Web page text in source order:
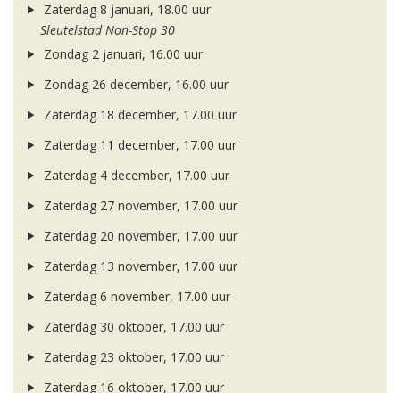
Zaterdag 8 januari, 18.00 uur
Sleutelstad Non-Stop 30
Zondag 2 januari, 16.00 uur
Zondag 26 december, 16.00 uur
Zaterdag 18 december, 17.00 uur
Zaterdag 11 december, 17.00 uur
Zaterdag 4 december, 17.00 uur
Zaterdag 27 november, 17.00 uur
Zaterdag 20 november, 17.00 uur
Zaterdag 13 november, 17.00 uur
Zaterdag 6 november, 17.00 uur
Zaterdag 30 oktober, 17.00 uur
Zaterdag 23 oktober, 17.00 uur
Zaterdag 16 oktober, 17.00 uur